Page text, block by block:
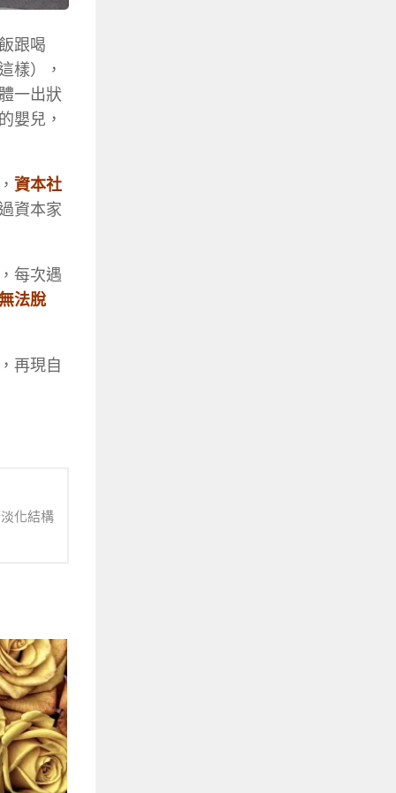
跟喝
樣），
一出狀
嬰兒，
資本社
資本家
每次遇
法脫
再現自
化結構